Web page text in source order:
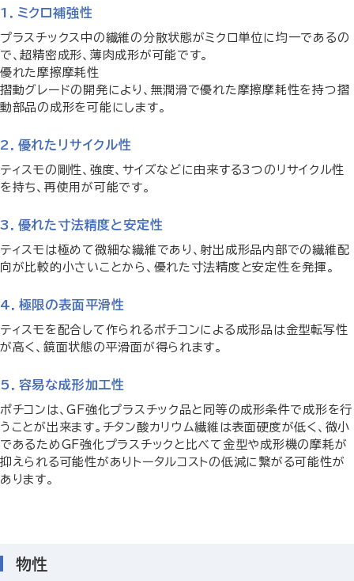
1．ミクロ補強性
プラスチックス中の繊維の分散状態がミクロ単位に均一であるの
で、超精密成形、薄肉成形が可能です。
優れた摩擦摩耗性
摺動グレードの開発により、無潤滑で優れた摩擦摩耗性を持つ摺
動部品の成形を可能にします。
2．優れたリサイクル性
ティスモの剛性、強度、サイズなどに由来する3つのリサイクル性
を持ち、再使用が可能です。
3．優れた寸法精度と安定性
ティスモは極めて微細な繊維であり、射出成形品内部での繊維配
向が比較的小さいことから、優れた寸法精度と安定性を発揮。
4．極限の表面平滑性
ティスモを配合して作られるポチコンによる成形品は金型転写性
が高く、鏡面状態の平滑面が得られます。
5．容易な成形加工性
ポチコンは、GF強化プラスチック品と同等の成形条件で成形を行
うことが出来ます。チタン酸カリウム繊維は表面硬度が低く、微小
であるためGF強化プラスチックと比べて金型や成形機の摩耗が
抑えられる可能性がありトータルコストの低減に繋がる可能性が
あります。
物性